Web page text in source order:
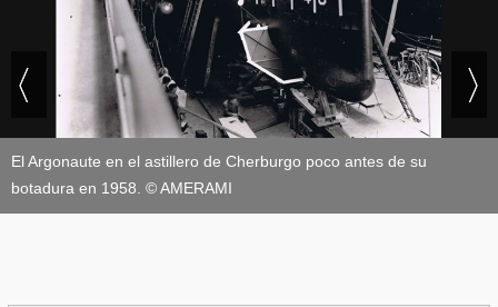
El Argonaute en el astillero de Cherburgo poco antes de su
botadura en 1958. © AMERAMI